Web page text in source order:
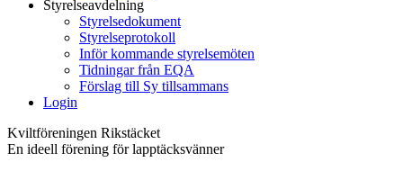
Styrelseavdelning
Styrelsedokument
Styrelseprotokoll
Inför kommande styrelsemöten
Tidningar från EQA
Förslag till Sy tillsammans
Login
Kviltföreningen Rikstäcket
En ideell förening för lapptäcksvänner